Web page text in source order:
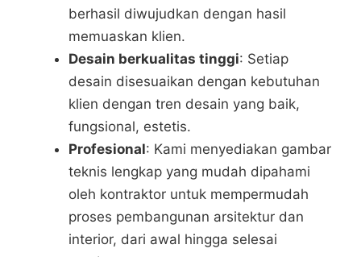
berhasil diwujudkan dengan hasil
memuaskan klien.
Desain berkualitas tinggi: Setiap
desain disesuaikan dengan kebutuhan
klien dengan tren desain yang baik,
fungsional, estetis.
Profesional: Kami menyediakan gambar
teknis lengkap yang mudah dipahami
oleh kontraktor untuk mempermudah
proses pembangunan arsitektur dan
interior, dari awal hingga selesai